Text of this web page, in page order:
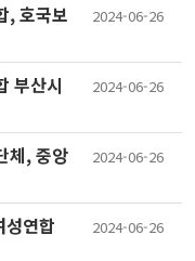
, 호국보
2024-06-26
부산시
2024-06-26
체, 중앙
2024-06-26
연합
2024-06-26